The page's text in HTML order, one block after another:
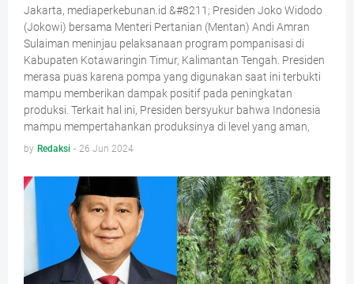
Jakarta, mediaperkebunan.id &#8211; Presiden Joko Widodo
(Jokowi) bersama Menteri Pertanian (Mentan) Andi Amran
Sulaiman meninjau pelaksanaan program pompanisasi di
Kabupaten Kotawaringin Timur, Kalimantan Tengah. Presiden
merasa puas karena pompa yang digunakan saat ini terbukti
mampu memberikan dampak positif pada peningkatan
produksi. Terkait hal ini, Presiden bersyukur bahwa Indonesia
mampu mempertahankan produksinya di level yang aman,
by Redaksi - 26 Jun 2024